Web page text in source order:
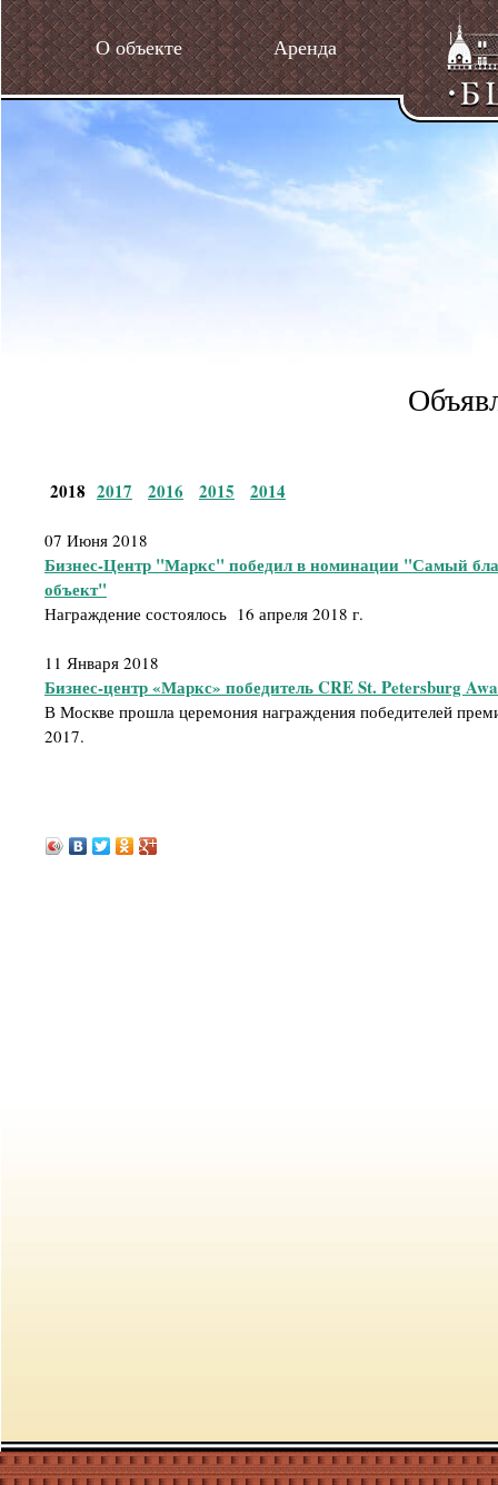
О объекте Аренда
2018 2017 2016 2015 2014
07 Июня 2018
Бизнес-Центр "Маркс" победил в номинации "Самый
объект"
Награждение состоялось 16 апреля 2018 г.
11 Января 2018
Бизнес-центр «Маркс» победитель CRE St. Petersburg
В Москве прошла церемония награждения победителей
2017.